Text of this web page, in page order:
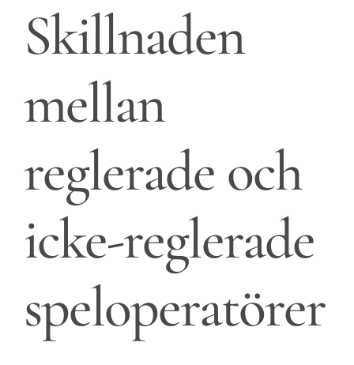
Skillnaden
mellan
reglerade och
icke-reglerade
speloperatörer